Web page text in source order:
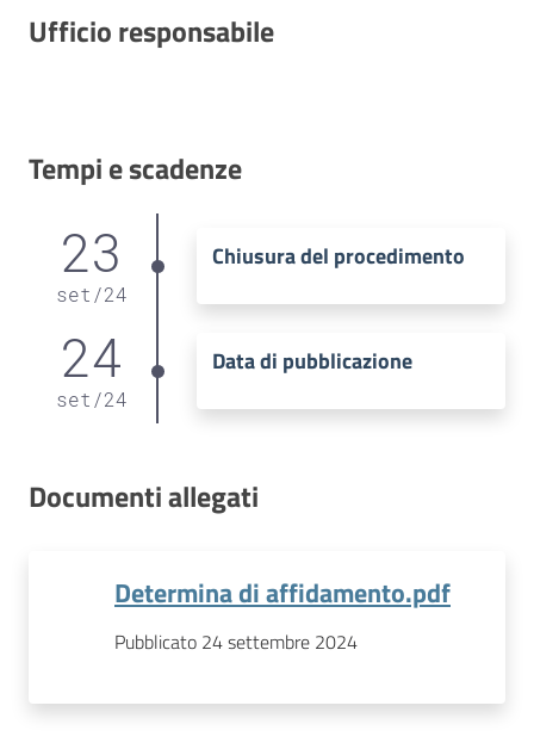
Ufficio responsabile
Tempi e scadenze
23
set /24
Chiusura del procedimento
24
set /24
Data di pubblicazione
Documenti allegati
Determina di affidamento.pdf
Pubblicato 24 settembre 2024